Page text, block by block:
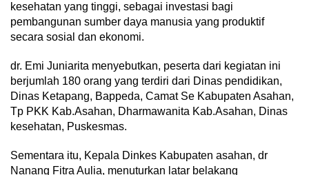
kesehatan yang tinggi, sebagai investasi bagi
pembangunan sumber daya manusia yang produktif
secara sosial dan ekonomi.
dr. Emi Juniarita menyebutkan, peserta dari kegiatan ini
berjumlah 180 orang yang terdiri dari Dinas pendidikan,
Dinas Ketapang, Bappeda, Camat Se Kabupaten Asahan,
Tp PKK Kab.Asahan, Dharmawanita Kab.Asahan, Dinas
kesehatan, Puskesmas.
Sementara itu, Kepala Dinkes Kabupaten asahan, dr
Nanang Fitra Aulia, menuturkan latar belakang